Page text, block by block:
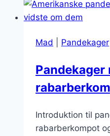
topping
Mad Pandekager
Pandekager
Introduktion til
rabarberkompot